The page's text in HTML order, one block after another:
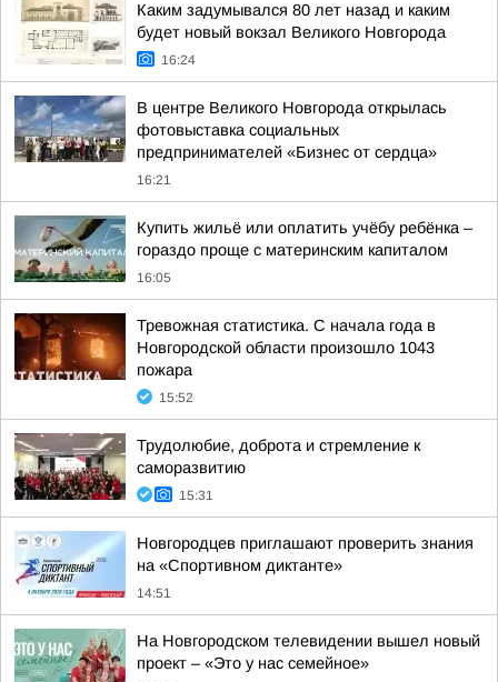
Каким задумывался 80 лет назад и каким
будет новый вокзал Великого Новгорода
16:24
В центре Великого Новгорода открылась
фотовыставка социальных
предпринимателей «Бизнес от сердца»
16:21
Купить жильё или оплатить учёбу ребёнка –
гораздо проще с материнским капиталом
16:05
Тревожная статистика. С начала года в
Новгородской области произошло 1043
пожара
15:52
Трудолюбие, доброта и стремление к
саморазвитию
15:31
Новгородцев приглашают проверить знания
на «Спортивном диктанте»
14:51
На Новгородском телевидении вышел новый
проект – «Это у нас семейное»